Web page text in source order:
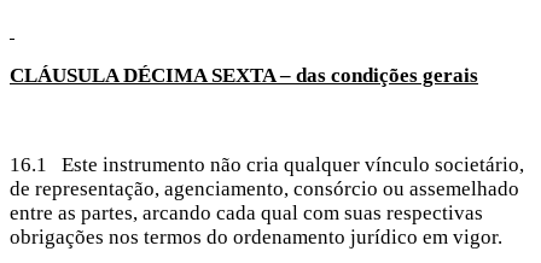
CLÁUSULADÉCIMA SEXTA – das condições gerais
16.1 Este instrumento não cria qualquer vínculo societário,
de representação, agenciamento, consórcio ou assemelhado
entre as partes, arcando cada qual com suas respectivas
obrigações nos termos do ordenamento jurídico em vigor.